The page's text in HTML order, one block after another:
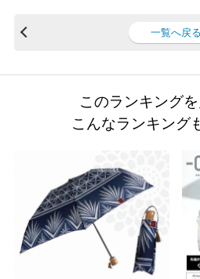
一覧へ戻る
このランキングを
こんなランキング